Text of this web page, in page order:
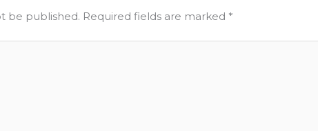
be published. Required fields are marked *